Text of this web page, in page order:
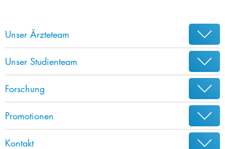
Unser Ärzteteam
Unser Studienteam
Forschung
Promotionen
Kontakt